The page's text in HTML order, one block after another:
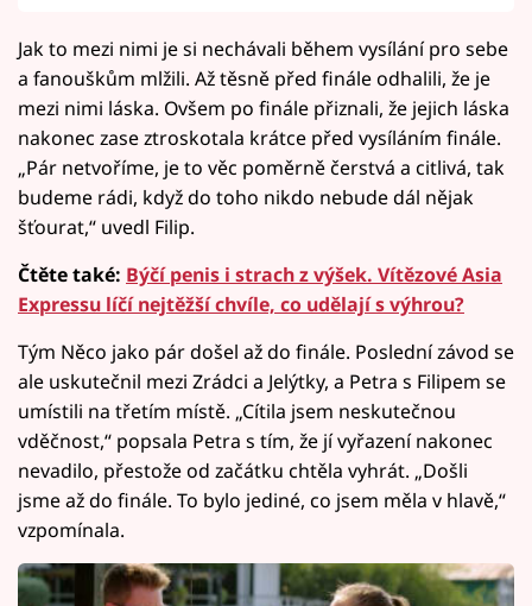
Jak to mezi nimi je si nechávali během vysílání pro sebe
a fanouškům mlžili. Až těsně před finále odhalili, že je
mezi nimi láska. Ovšem po finále přiznali, že jejich láska
nakonec zase ztroskotala krátce před vysíláním finále.
„Pár netvoříme, je to věc poměrně čerstvá a citlivá, tak
budeme rádi, když do toho nikdo nebude dál nějak
šťourat,“ uvedl Filip.
Čtěte také: Býčí penis i strach z výšek. Vítězové Asia
Expressu líčí nejtěžší chvíle, co udělají s výhrou?
Tým Něco jako pár došel až do finále. Poslední závod se
ale uskutečnil mezi Zrádci a Jelýtky, a Petra s Filipem se
umístili na třetím místě. „Cítila jsem neskutečnou
vděčnost,“ popsala Petra s tím, že jí vyřazení nakonec
nevadilo, přestože od začátku chtěla vyhrát. „Došli
jsme až do finále. To bylo jediné, co jsem měla v hlavě,“
vzpomínala.